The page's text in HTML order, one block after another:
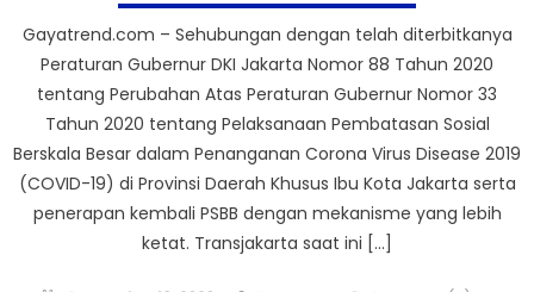
Gayatrend.com – Sehubungan dengan telah diterbitkanya
Peraturan Gubernur DKI Jakarta Nomor 88 Tahun 2020
tentang Perubahan Atas Peraturan Gubernur Nomor 33
Tahun 2020 tentang Pelaksanaan Pembatasan Sosial
Berskala Besar dalam Penanganan Corona Virus Disease 2019
(COVID-19) di Provinsi Daerah Khusus Ibu Kota Jakarta serta
penerapan kembali PSBB dengan mekanisme yang lebih
ketat. Transjakarta saat ini […]